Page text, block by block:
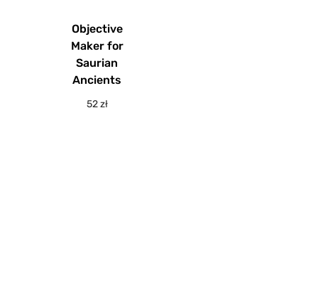
Objective
Maker for
Saurian
Ancients
52zł